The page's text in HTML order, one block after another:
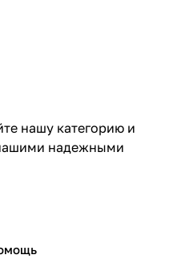
нашу категорию и
надежными